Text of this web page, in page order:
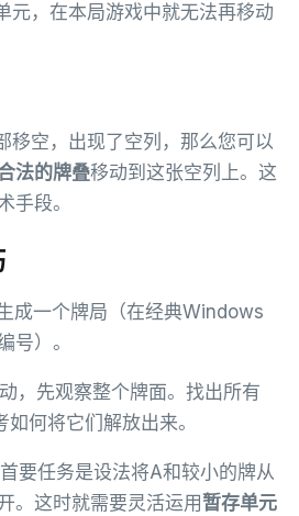
元，在本局游戏中就无法再移动
移空，出现了空列，那么您可以
法的牌叠移动到这张空列上。这
手段。
成一个牌局（在经典Windows
号）。
，先观察整个牌面。找出所有
何将它们解放出来。
要任务是设法将A和较小的牌从
。这时就需要灵活运用 暂存单元